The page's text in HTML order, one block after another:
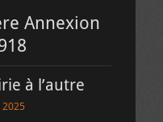
Annexion
à l’autre
2025